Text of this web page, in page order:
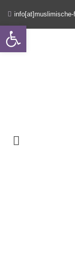
info[at]muslimische-
Open